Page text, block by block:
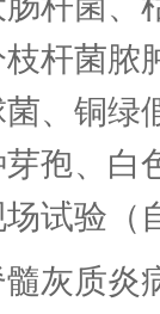
杆菌脓
、铜绿
孢、白
试验（
灰质炎